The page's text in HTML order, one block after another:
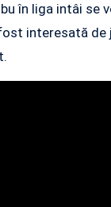
în liga intâi se
interesată